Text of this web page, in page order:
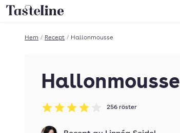
Till Tastelines startsida
Hem / Recept / Hallonmousse
Hallonmousse
Betyg: 3.93 av 5
256 röster